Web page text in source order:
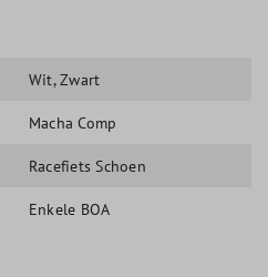
Wit, Zwart
Macha Comp
Racefiets Schoen
Enkele BOA